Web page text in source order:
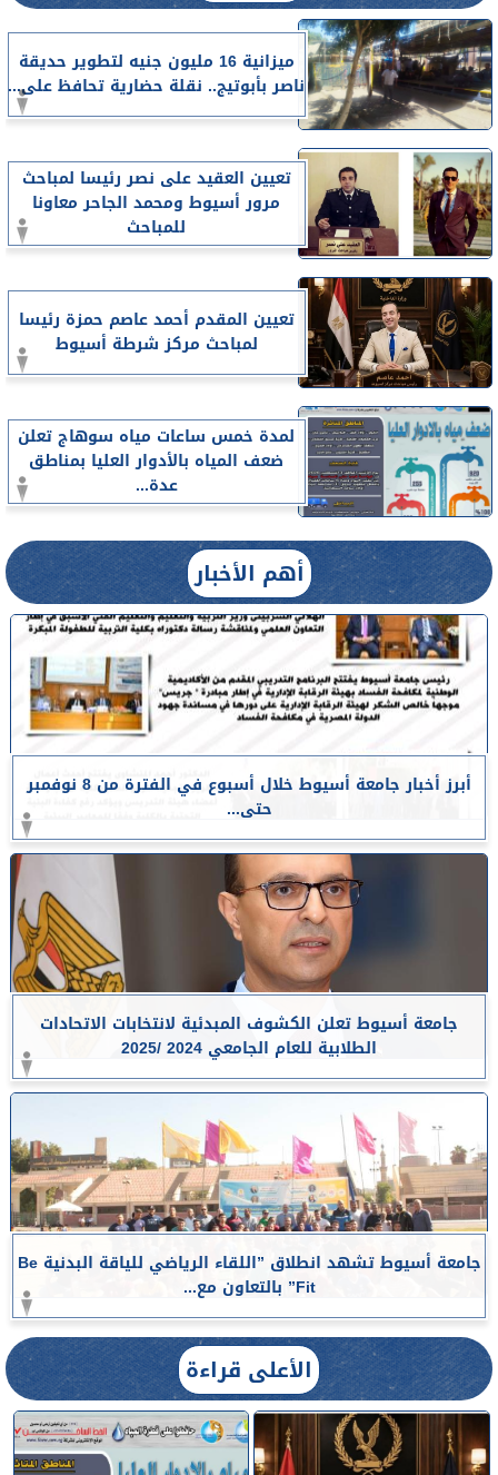
ميزانية 16 مليون جنيه لتطوير حديقة
ناصر بأبوتيج.. نقلة حضارية تحافظ على...
تعيين العقيد على نصر رئيسا لمباحث
مرور أسيوط ومحمد الجاحر معاونا
للمباحث
تعيين المقدم أحمد عاصم حمزة رئيسا
لمباحث مركز شرطة أسيوط
لمدة خمس ساعات مياه سوهاج تعلن
ضعف المياه بالأدوار العليا بمناطق
عدة...
أهم الأخبار
أبرز أخبار جامعة أسيوط خلال أسبوع في الفترة من 8 نوفمبر
حتى...
جامعة أسيوط تعلن الكشوف المبدئية لانتخابات الاتحادات
الطلابية للعام الجامعي 2024 /2025
جامعة أسيوط تشهد انطلاق ”اللقاء الرياضي للياقة البدنية Be
Fit” بالتعاون مع...
الأعلى قراءة